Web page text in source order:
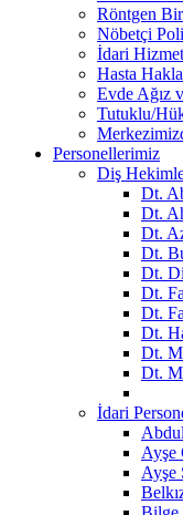
Röntgen
Nöbetçi
İdari
Hasta
Evde Ağız
Tutuklu/
Personellerimiz
Diş
Dt.
Dt.
Dt.
Dt.
Dt.
Dt.
Dt.
Dt.
Dt.
Dt.
İdari
Ayşe